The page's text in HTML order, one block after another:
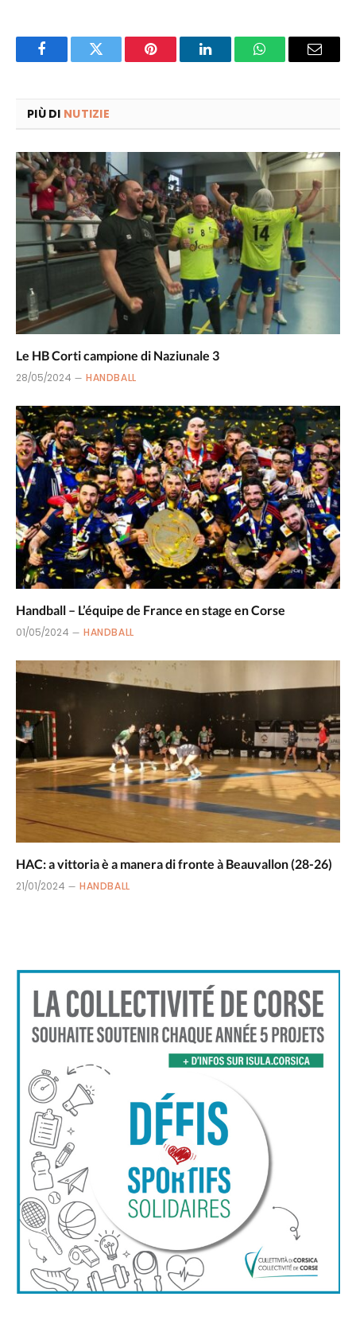
FacebookTwitter Pinterest LinkedInWhatsAppEmail
PIÙ DI NUTIZIE
Le HB Corti campione di Naziunale 3
28/05/2024 HANDBALL
Handball – L’équipe de France en stage en Corse
01/05/2024 HANDBALL
HAC: a vittoria è a manera di fronte à Beauvallon (28-26)
21/01/2024 HANDBALL